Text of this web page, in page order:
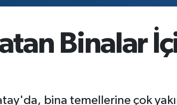
61,60380
%0.18
BİST100
14.598,00
%0
Binalar
bina temellerine çok